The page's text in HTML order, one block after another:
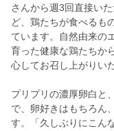
さんから週3回直接い
ど、鶏たちが食べるも
ています。自然由来の
育った健康な鶏たちか
心してお召し上がりい
プリプリの濃厚卵白と
で、卵好きはもちろん
す。「久しぶりにこん